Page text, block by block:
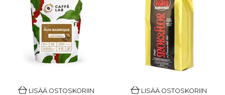
LISÄÄ OSTOSKORIIN LISÄÄ OSTOSKORIIN